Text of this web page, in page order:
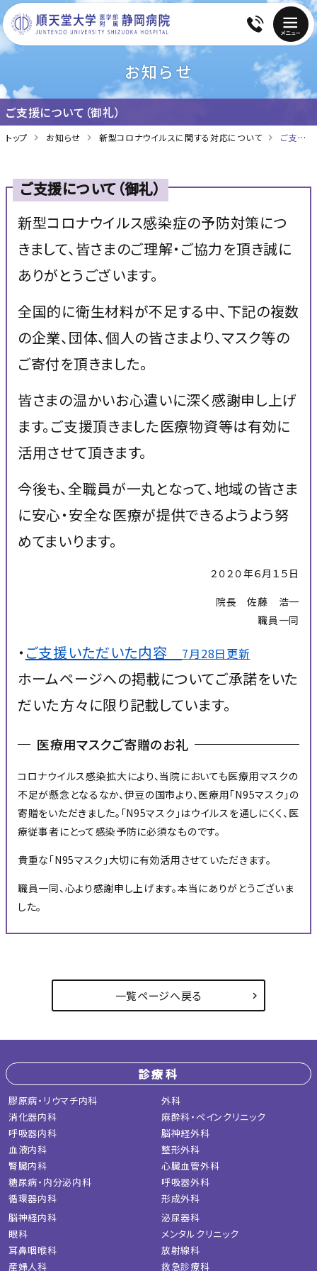
お知らせ
ご支援について（御礼）
トップ お知らせ 新型コロナウイルスに関する対応について ご支援について（御礼）
ご支援について（御礼）
新型コロナウイルス感染症の予防対策につ
きまして、皆さまのご理解・ご協力を頂き誠に
ありがとうございます。
全国的に衛生材料が不足する中、下記の複数
の企業、団体、個人の皆さまより、マスク等の
ご寄付を頂きました。
皆さまの温かいお心遣いに深く感謝申し上げ
ます。ご支援頂きました医療物資等は有効に
活用させて頂きます。
今後も、全職員が一丸となって、地域の皆さま
に安心・安全な医療が提供できるようよう努
めてまいります。
２０２０年６月１５日
院長 佐藤 浩一
職員一同
・ ご支援いただいた内容 7月28日更新
ホームページへの掲載についてご承諾をいた
だいた方々に限り記載しています。
医療用マスクご寄贈のお礼
コロナウイルス感染拡大により、当院においても医療用マスクの
不足が懸念となるなか、伊豆の国市より、医療用「N95マスク」の
寄贈をいただきました。「N95マスク」はウイルスを通しにくく、医
療従事者にとって感染予防に必須なものです。
貴重な「N95マスク」大切に有効活用させていただきます。
職員一同、心より感謝申し上げます。本当にありがとうございま
した。
一覧ページへ戻る
診療科
膠原病・リウマチ内科
消化器内科
呼吸器内科
血液内科
腎臓内科
糖尿病・内分泌内科
循環器内科
外科
麻酔科・ペインクリニック
脳神経外科
整形外科
心臓血管外科
呼吸器外科
形成外科
脳神経内科
眼科
耳鼻咽喉科
産婦人科
泌尿器科
メンタルクリニック
放射線科
救急診療科